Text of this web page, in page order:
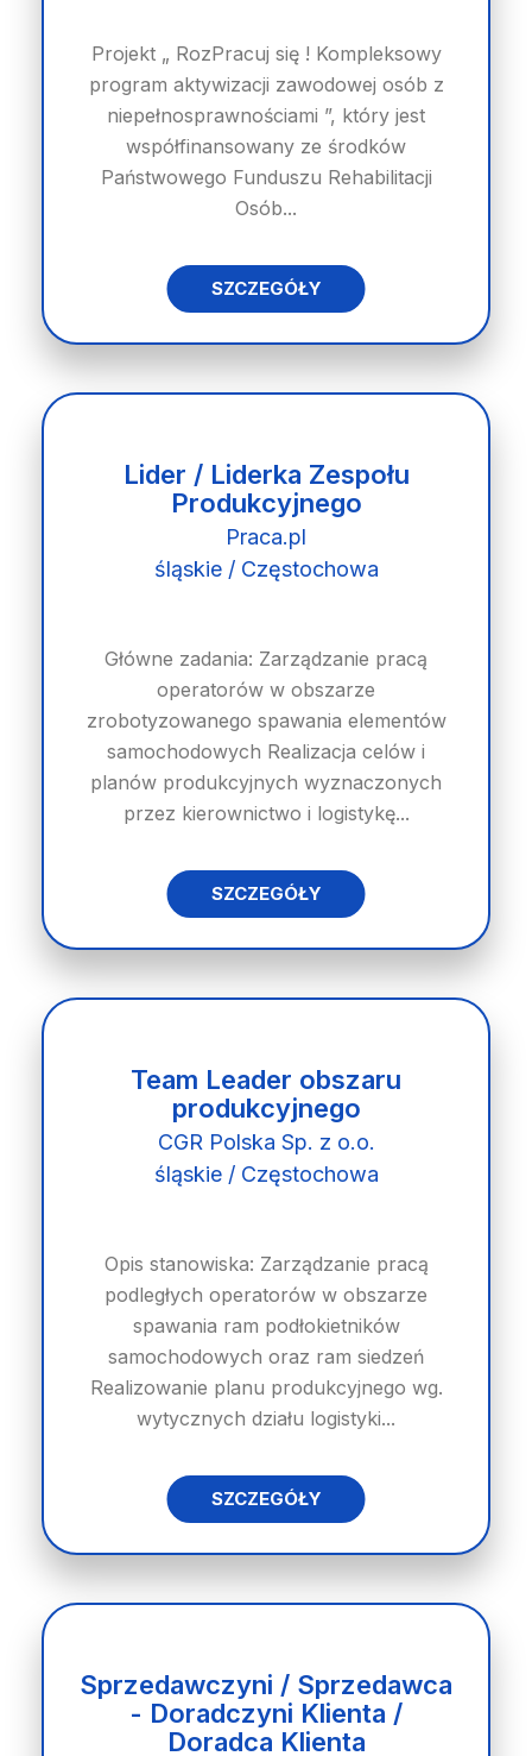
Projekt „ RozPracuj się ! Kompleksowy
program aktywizacji zawodowej osób z
niepełnosprawnościami ”, który jest
współfinansowany ze środków
Państwowego Funduszu Rehabilitacji
Osób...
SZCZEGÓŁY
Lider / Liderka Zespołu
Produkcyjnego
Praca.pl
śląskie / Częstochowa
Główne zadania: Zarządzanie pracą
operatorów w obszarze
zrobotyzowanego spawania elementów
samochodowych Realizacja celów i
planów produkcyjnych wyznaczonych
przez kierownictwo i logistykę...
SZCZEGÓŁY
Team Leader obszaru
produkcyjnego
CGR Polska Sp. z o.o.
śląskie / Częstochowa
Opis stanowiska: Zarządzanie pracą
podległych operatorów w obszarze
spawania ram podłokietników
samochodowych oraz ram siedzeń
Realizowanie planu produkcyjnego wg.
wytycznych działu logistyki...
SZCZEGÓŁY
Sprzedawczyni / Sprzedawca
- Doradczyni Klienta /
Doradca Klienta